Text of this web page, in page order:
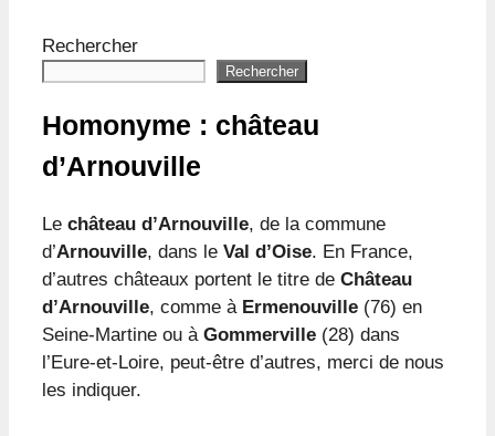
Rechercher
Rechercher
Homonyme : château
d’Arnouville
Le château d’Arnouville, de la commune
d’Arnouville, dans le Val d’Oise. En France,
d’autres châteaux portent le titre de Château
d’Arnouville, comme à Ermenouville (76) en
Seine-Martine ou à Gommerville (28) dans
l’Eure-et-Loire, peut-être d’autres, merci de nous
les indiquer.